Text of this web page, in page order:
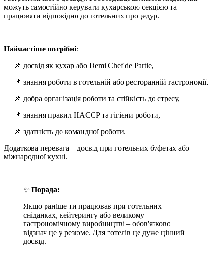
можуть самостійно керувати кухарською секцією та
працювати відповідно до готельних процедур.
Найчастіше потрібні:
📌 досвід як кухар або Demi Chef de Partie,
📌 знання роботи в готельній або ресторанній гастрономії,
📌 добра організація роботи та стійкість до стресу,
📌 знання правил HACCP та гігієни роботи,
📌 здатність до командної роботи.
Додаткова перевага – досвід при готельних буфетах або
міжнародної кухні.
✨ Порада:
Якщо раніше ти працював при готельних
сніданках, кейтерингу або великому
гастрономічному виробництві – обов'язково
відзнач це у резюме. Для готелів це дуже цінний
досвід.